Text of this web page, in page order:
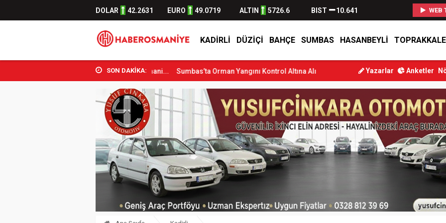
DOLAR 42.2631 EURO 49.0719 ALTIN 5726.6 BIST 10.641 WEB
KADIRLI DÜZIÇI BAHÇE SUMBAS HASANBEYLI TOPRAKKALE
SON DAKİKA:
Bakanı Osman Aşkın Bak Osmani... Sumbas’ta Orman Yangını Kontrol Altına Alındı Osmaniye’de Tren Çarpması: Genç Yaralandı
Yazarlar Anketler